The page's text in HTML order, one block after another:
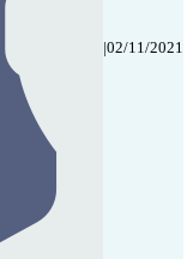
|02/11/2021